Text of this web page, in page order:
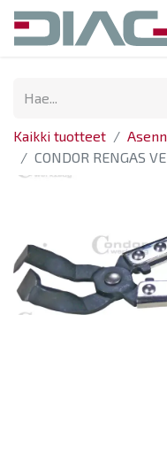
Kaikki tuotteet
CONDOR RENGAS